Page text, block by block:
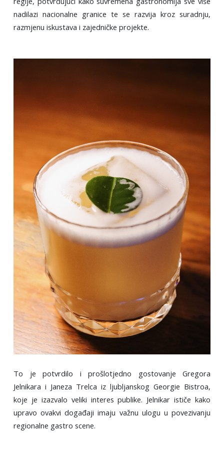
nadilazi nacionalne granice te se razvija kroz suradnju,
razmjenu iskustava i zajedničke projekte.
To je potvrdilo i prošlotjedno gostovanje Gregora
Jelnikara i Janeza Trelca iz ljubljanskog Georgie Bistroa,
koje je izazvalo veliki interes publike. Jelnikar ističe kako
upravo ovakvi događaji imaju važnu ulogu u povezivanju
regionalne gastro scene.